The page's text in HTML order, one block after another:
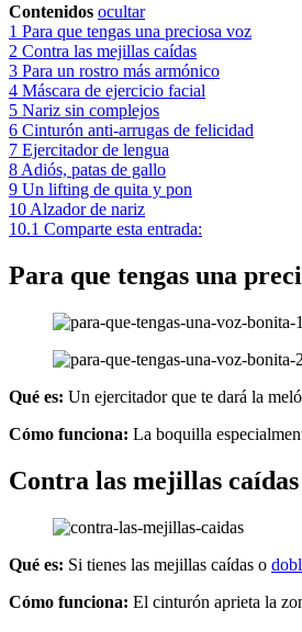
Contenidos ocultar
1 Para que tengas una preciosa voz
2 Contra las mejillas caídas
3 Para un rostro más armónico
4 Máscara de ejercicio facial
5 Nariz sin complejos
6 Cinturón anti-arrugas de felicidad
7 Ejercitador de lengua
8 Adiós, patas de gallo
9 Un lifting de quita y pon
10 Alzador de nariz
10.1 Comparte esta entrada:
Para que tengas una
Qué es: Un ejercitador que te dará la
Cómo funciona: La boquilla
Contra las mejillas caídas
Qué es: Si tienes las mejillas caídas o
Cómo funciona: El cinturón aprieta la